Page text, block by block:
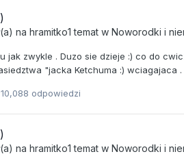
na hramitko1 temat w Noworodki i
jak zwykle . Duzo sie dzieje :) co do
"jacka Ketchuma :) wciagajaca
10,088 odpowiedzi
na hramitko1 temat w Noworodki i